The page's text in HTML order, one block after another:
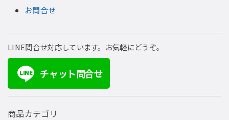
お問合せ
LINE問合せ対応しています。お気軽にどうぞ。
LINE チャット問合せ
商品カテゴリ